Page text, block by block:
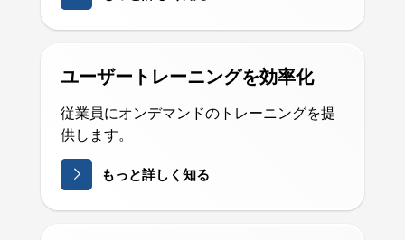
ユーザートレーニングを効率化
従業員にオンデマンドのトレーニングを提
供します。
もっと詳しく知る